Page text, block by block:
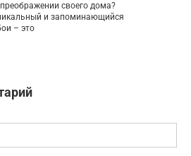
своего дома?
и запоминающийся
– это